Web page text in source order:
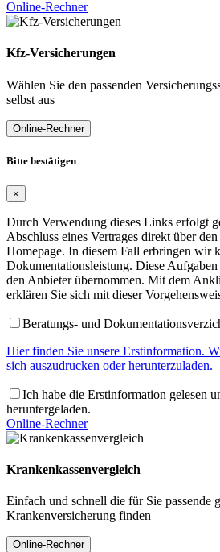
Online-Rechner
Kfz-Versicherungen
Wählen Sie den passenden
selbst aus
Online-Rechner
Bitte bestätigen
×
Durch Verwendung dieses Links erfolgt
Abschluss eines Vertrages direkt über
Homepage. In diesem Fall erbringen wir
Dokumentationsleistung. Diese
den Anbieter übernommen. Mit dem
erklären Sie sich mit dieser
Beratungs- und
Hier finden Sie unsere Erstinformation.
sich auszudrucken oder herunterzuladen.
Ich habe die Erstinformation gelesen
heruntergeladen.
Online-Rechner
Krankenkassenvergleich
Einfach und schnell die für Sie passende
Krankenversicherung finden
Online-Rechner